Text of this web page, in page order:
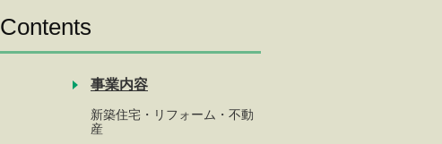
Contents
事業内容
新築住宅・リフォーム・不動
産